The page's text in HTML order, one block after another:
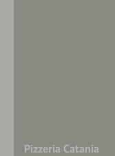
Pizzeria Catania